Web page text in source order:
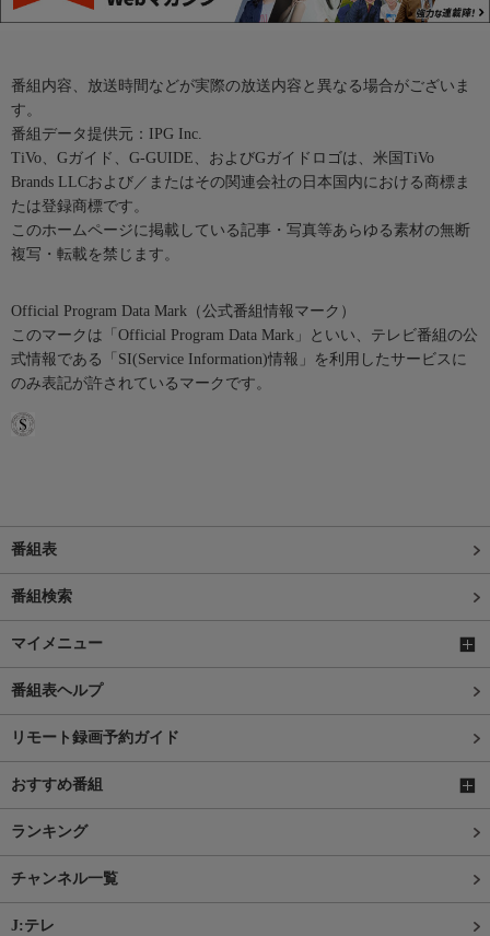
番組内容、放送時間などが実際の放送内容と異なる場合がございま
す。
番組データ提供元：IPG Inc.
TiVo、Gガイド、G-GUIDE、およびGガイドロゴは、米国TiVo
Brands LLCおよび／またはその関連会社の日本国内における商標ま
たは登録商標です。
このホームページに掲載している記事・写真等あらゆる素材の無断
複写・転載を禁じます。
Official Program Data Mark（公式番組情報マーク）
このマークは「Official Program Data Mark」といい、テレビ番組の公
式情報である「SI(Service Information)情報」を利用したサービスに
のみ表記が許されているマークです。
番組表
番組検索
マイメニュー
番組表ヘルプ
リモート録画予約ガイド
おすすめ番組
ランキング
チャンネル一覧
J:テレ